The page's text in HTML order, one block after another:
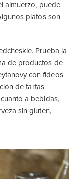
almuerzo, puede
platos son
Prueba la
de productos de
con fideos
de tartas
a bebidas,
sin gluten,